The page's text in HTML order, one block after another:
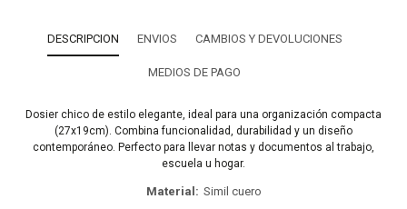
DESCRIPCION ENVIOS CAMBIOS Y DEVOLUCIONES
MEDIOS DE PAGO
Dosier chico de estilo elegante, ideal para una organización compacta
(27x19cm). Combina funcionalidad, durabilidad y un diseño
contemporáneo. Perfecto para llevar notas y documentos al trabajo,
escuela u hogar.
Material
Simil cuero